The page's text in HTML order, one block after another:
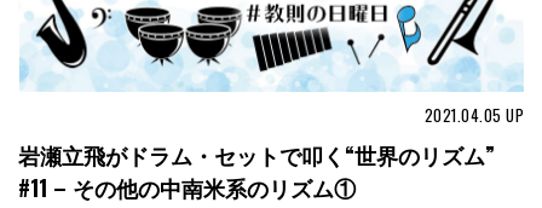
2021.04.05 UP
岩瀬立飛がドラム・セットで叩く“世界のリズム”
#11 – その他の中南米系のリズム①